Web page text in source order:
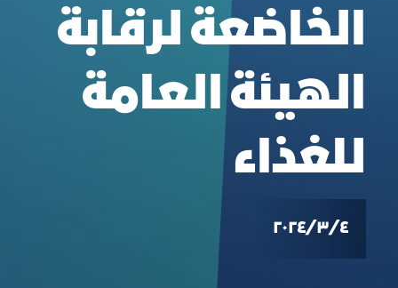
الخاضعة لرقابة
الهيئة العامة
للغذاء
٤‏/٣‏/٢٠٢٤